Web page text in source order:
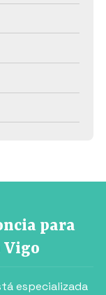
para
Vigo
especializada